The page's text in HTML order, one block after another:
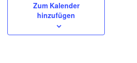
Zum Kalender
hinzufügen